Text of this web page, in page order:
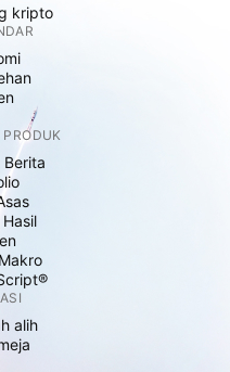
kripto
PRODUK
Berita
Hasil
alih